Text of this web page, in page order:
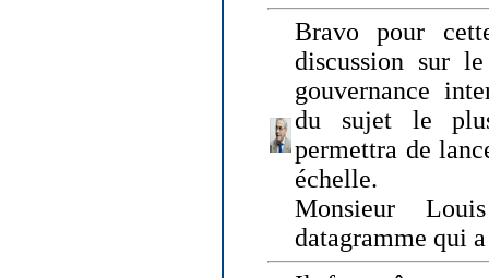
Bravo pour
discussion sur
gouvernance
du sujet le
permettra de
échelle.
Monsieur
datagramme qui